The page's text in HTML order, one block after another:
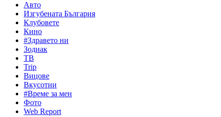
Авто
Изгубената България
Клубовете
Кино
#Здравето ни
Зодиак
ТВ
Trip
Вицове
Вкусотии
#Време за мен
Фото
Web Report